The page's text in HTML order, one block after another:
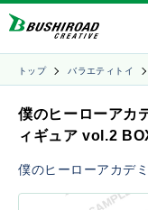
トップ バラエティトイ
僕のヒーローア
ィギュア vol.2
僕のヒーローアカデ